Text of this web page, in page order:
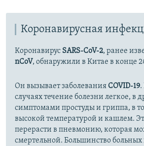
Коронавирусная
Коронавирус SARS-CoV-2, ранее
nCoV, обнаружили в Китае в конце
Он вызывает заболеванияCOVID-19.
случаях течение болезни легкое, в
симптомами простуды и гриппа, в
высокой температурой и кашлем.
перерасти в пневмонию, которая
смертельной. Большинство больных